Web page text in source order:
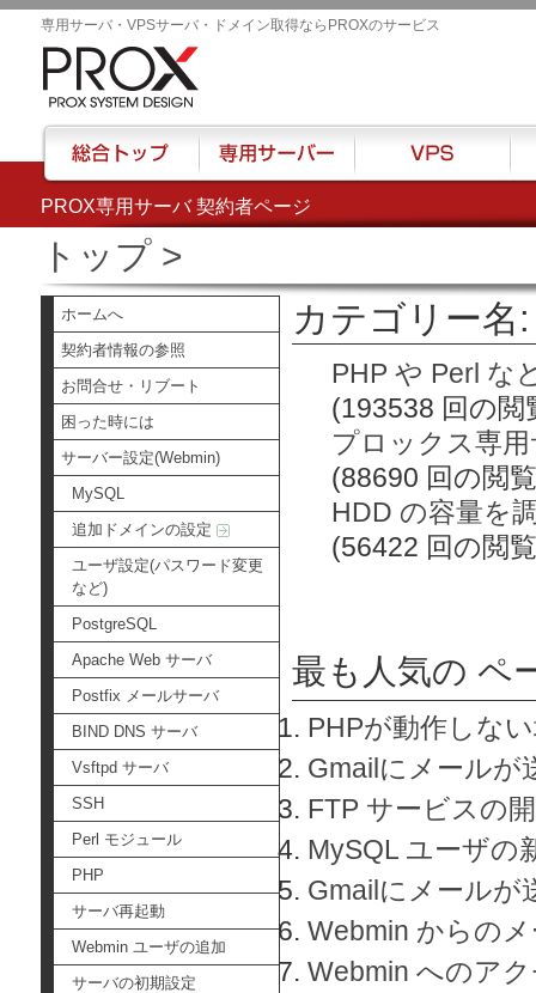
PROX専用サーバ 契約者ページ
専用サーバ・VPSサーバ・ドメイン取得ならPROXのサービス
トップ>
ホームへ
契約者情報の参照
お問合せ・リブート
困った時には
サーバー設定(Webmin)
MySQL
追加ドメインの設定
ユーザ設定(パスワード変更
など)
PostgreSQL
Apache Web サーバ
Postfix メールサーバ
BIND DNS サーバ
Vsftpd サーバ
SSH
Perl モジュール
PHP
サーバ再起動
Webmin ユーザの追加
サーバの初期設定
カテゴリー名
PHP や Perl な
(193538 回の閲
プロックス専
(88690 回の閲
HDD の容量を
(56422 回の閲
最も人気の ペ
PHPが動作しな
Gmailにメールが
FTP サービスの
MySQL ユーザの
Gmailにメールが
Webmin からの
Webmin へのア
総合トップ 専用サーバー VPS ハ